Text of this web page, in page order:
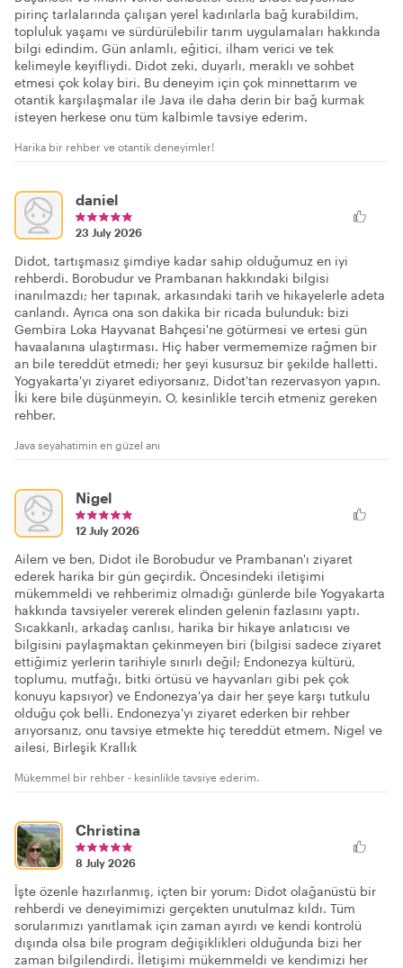
pirinç tarlalarında çalışan yerel kadınlarla bağ kurabildim,
topluluk yaşamı ve sürdürülebilir tarım uygulamaları hakkında
bilgi edindim. Gün anlamlı, eğitici, ilham verici ve tek
kelimeyle keyifliydi. Didot zeki, duyarlı, meraklı ve sohbet
etmesi çok kolay biri. Bu deneyim için çok minnettarım ve
otantik karşılaşmalar ile Java ile daha derin bir bağ kurmak
isteyen herkese onu tüm kalbimle tavsiye ederim.
Harika bir rehber ve otantik deneyimler!
daniel
23 July 2026
Didot, tartışmasız şimdiye kadar sahip olduğumuz en iyi
rehberdi. Borobudur ve Prambanan hakkındaki bilgisi
inanılmazdı; her tapınak, arkasındaki tarih ve hikayelerle adeta
canlandı. Ayrıca ona son dakika bir ricada bulunduk: bizi
Gembira Loka Hayvanat Bahçesi'ne götürmesi ve ertesi gün
havaalanına ulaştırması. Hiç haber vermememize rağmen bir
an bile tereddüt etmedi; her şeyi kusursuz bir şekilde halletti.
Yogyakarta'yı ziyaret ediyorsanız, Didot'tan rezervasyon yapın.
İki kere bile düşünmeyin. O, kesinlikle tercih etmeniz gereken
rehber.
Java seyahatimin en güzel anı
Nigel
12 July 2026
Ailem ve ben, Didot ile Borobudur ve Prambanan'ı ziyaret
ederek harika bir gün geçirdik. Öncesindeki iletişimi
mükemmeldi ve rehberimiz olmadığı günlerde bile Yogyakarta
hakkında tavsiyeler vererek elinden gelenin fazlasını yaptı.
Sıcakkanlı, arkadaş canlısı, harika bir hikaye anlatıcısı ve
bilgisini paylaşmaktan çekinmeyen biri (bilgisi sadece ziyaret
ettiğimiz yerlerin tarihiyle sınırlı değil; Endonezya kültürü,
toplumu, mutfağı, bitki örtüsü ve hayvanları gibi pek çok
konuyu kapsıyor) ve Endonezya'ya dair her şeye karşı tutkulu
olduğu çok belli. Endonezya'yı ziyaret ederken bir rehber
arıyorsanız, onu tavsiye etmekte hiç tereddüt etmem. Nigel ve
ailesi, Birleşik Krallık
Mükemmel bir rehber - kesinlikle tavsiye ederim.
Christina
8 July 2026
İşte özenle hazırlanmış, içten bir yorum: Didot olağanüstü bir
rehberdi ve deneyimimizi gerçekten unutulmaz kıldı. Tüm
sorularımızı yanıtlamak için zaman ayırdı ve kendi kontrolü
dışında olsa bile program değişiklikleri olduğunda bizi her
zaman bilgilendirdi. İletişimi mükemmeldi ve kendimizi her